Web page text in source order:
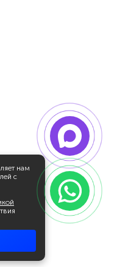
нам
с